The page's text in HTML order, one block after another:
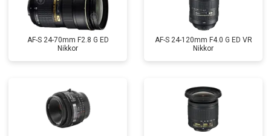
AF-S 24-70mm F2.8 G ED
Nikkor
AF-S 24-120mm F4.0 G ED VR
Nikkor